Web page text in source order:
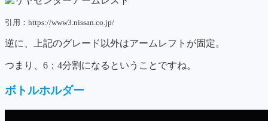
引用：https://www3.nissan.co.jp/
逆に、上記のグレード以外はアームレフトが固定。
つまり、6：4分割になるということですね。
ボトルホルダー